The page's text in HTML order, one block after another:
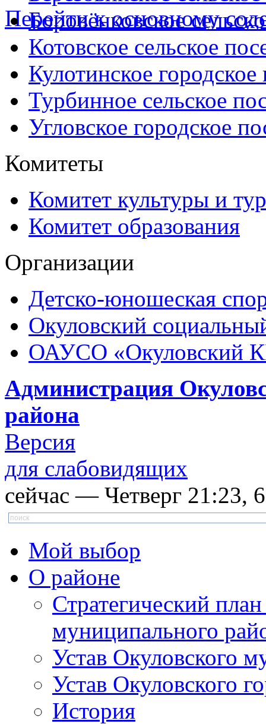
Перейти к основному
Боровёнковское
Котовское сельское
Кулотинское городское
Турбинное сельское
Угловское городское
Комитеты
Комитет культуры и
Комитет образования
Организации
Детско-юношеская
Окуловский
ОАУСО «Окуловский
Администрация
района
Версия
для слабовидящих
сейчас — Четверг 21:23, 6
Мой выбор
О районе
Стратегический
муниципального
Устав Окуловского
Устав Окуловского
История